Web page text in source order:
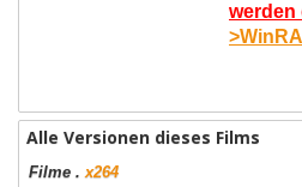
werden
Alle Versionen dieses Films
Filme .x264